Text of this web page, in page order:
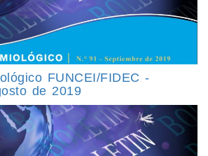
FUNCEI/FIDEC -
de 2019